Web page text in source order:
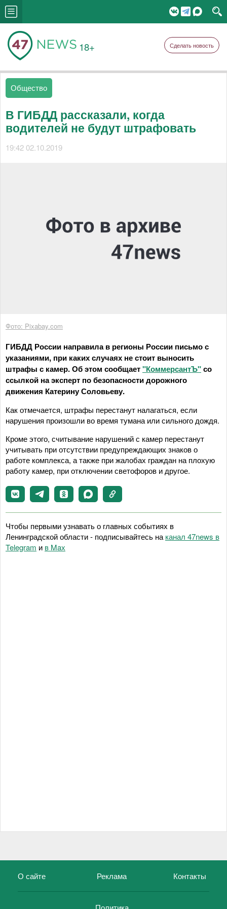
18+ Сделать новость
Общество
В ГИБДД рассказали, когда
водителей не будут штрафовать
19:42 02.10.2019
Фото: Pixabay.com
ГИБДД России направила в регионы России письмо с
указаниями, при каких случаях не стоит выносить
штрафы с камер. Об этом сообщает"КоммерсантЪ"со
ссылкой на эксперт по безопасности дорожного
движения Катерину Соловьеву.
Как отмечается, штрафы перестанут налагаться, если
нарушения произошли во время тумана или сильного дождя.
Кроме этого, считывание нарушений с камер перестанут
учитывать при отсутствии предупреждающих знаков о
работе комплекса, а также при жалобах граждан на плохую
работу камер, при отключении светофоров и другое.
Чтобы первыми узнавать о главных событиях в
Ленинградской области - подписывайтесь на канал 47news в
Telegram и в Maх
О сайте Реклама Контакты